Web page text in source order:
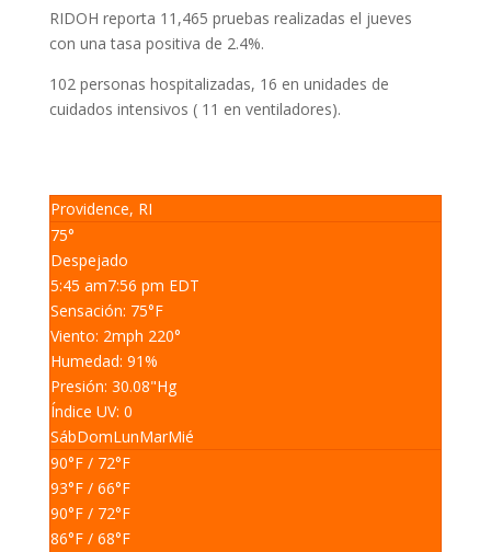
RIDOH reporta 11,465 pruebas realizadas el jueves
con una tasa positiva de 2.4%.
102 personas hospitalizadas, 16 en unidades de
cuidados intensivos ( 11 en ventiladores).
Providence, RI
75°
Despejado
5:45 am7:56 pm EDT
Sensación: 75°F
Viento: 2mph 220°
Humedad: 91%
Presión: 30.08"Hg
Índice UV: 0
SábDomLunMarMié
90°F/ 72°F
93°F/ 66°F
90°F/ 72°F
86°F/ 68°F